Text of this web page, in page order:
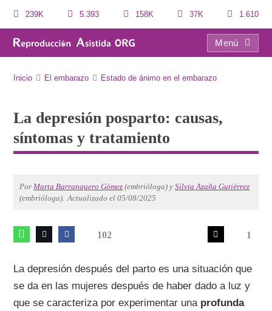
239K 5.393 158K 37K 1.610
Menú
Inicio El embarazo Estado de ánimo en el embarazo
La depresión posparto: causas,
síntomas y tratamiento
PorMarta Barranquero Gómez (embrióloga) ySilvia Azaña Gutiérrez
(embrióloga). Actualizado el 05/08/2025
102 1
La depresión después del parto es una situación que
se da en las mujeres después de haber dado a luz y
que se caracteriza por experimentar una profunda